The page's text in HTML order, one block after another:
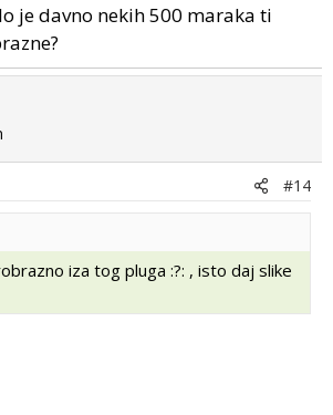
je davno nekih 500 maraka ti
#14
iza tog pluga :?: , isto daj slike